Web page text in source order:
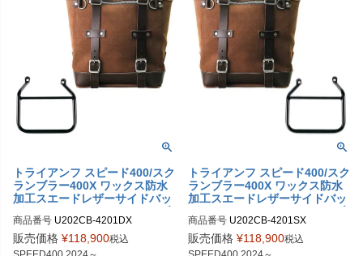
トライアンフ スピード400/スク
ランブラー400X ワックス防水
加工スエードレザーサイドバッ
ラウン ＆サイドバッグサポート
フレーム右側キット ユニットガ
レージ
商品番号 U202CB-4201DX
U202CB+4201DX
販売価格 ¥118,900税込
トライアンフ スピード400/スク
ランブラー400X ワックス防水
加工スエードレザーサイドバッ
ラウン＆サイドバッグサポート
フレーム左側キット ユニットガ
レージ
商品番号 U202CB-4201SX
販売価格 ¥118,900税込